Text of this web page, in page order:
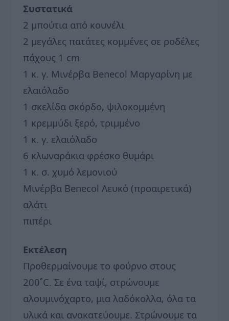
Συστατικά
2 μπούτια από κουνέλι
2 μεγάλες πατάτες κομμένες σε ροδέλες
πάχους 1 cm
1 κ. γ. Μινέρβα Benecol Μαργαρίνη με
ελαιόλαδο
1 σκελίδα σκόρδο, ψιλοκομμένη
1 κρεμμύδι ξερό, τριμμένο
1 κ. γ. ελαιόλαδο
6 κλωναράκια φρέσκο θυμάρι
1 κ. σ. χυμό λεμονιού
Μινέρβα Benecol Λευκό (προαιρετικά)
αλάτι
πιπέρι
Εκτέλεση
Προθερμαίνουμε το φούρνο στους
200˚C. Σε ένα ταψί, στρώνουμε
αλουμινόχαρτο, μια λαδόκολλα, όλα τα
υλικά και ανακατεύουμε. Στρώνουμε τα